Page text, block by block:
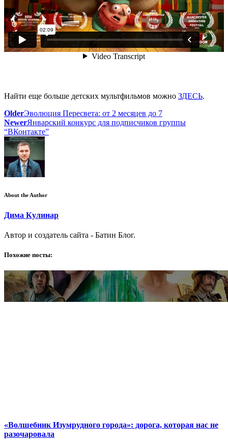
Найти еще больше детских мультфильмов можно ЗДЕСЬ.
OlderЭволюция Пересвета: от 2 месяцев до 7
NewerЯнварский конкурс для подписчиков группы
“ВКонтакте”
About the Author
Дима Кулинар
Автор и создатель сайта - Батин Блог.
Похожие посты:
«Волшебник Изумрудного города»: дорога, которая нас не
разочаровала